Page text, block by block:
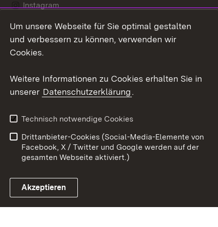
Instagram
Social Wall
Link zum Landesportal
Barrierefreiheit
Benutzungshinweise
Impressum
Cookies
Um unsere Webseite für Sie optimal gestalten
und verbessern zu können, verwenden wir
Cookies.
Weitere Informationen zu Cookies erhalten Sie in
unserer Datenschutzerklärung.
Technisch notwendige Cookies
Drittanbieter-Cookies (Social-Media-Elemente von
Facebook, X / Twitter und Google werden auf der
gesamten Webseite aktiviert.)
Akzeptieren